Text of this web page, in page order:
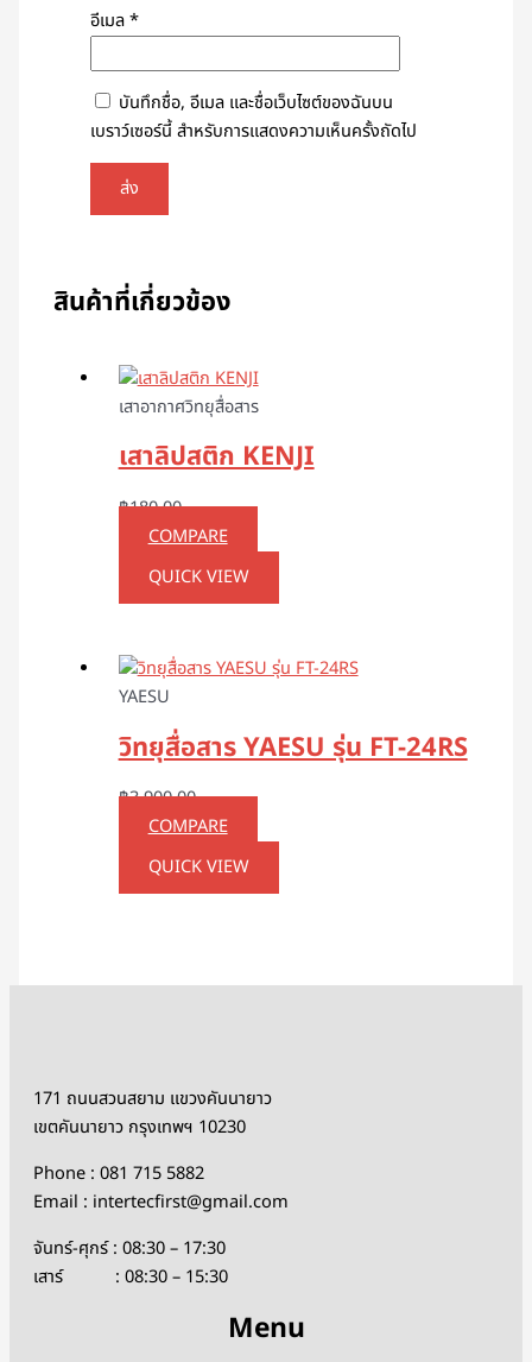
อีเมล*
บันทึกชื่อ, อีเมล และชื่อเว็บไซต์ของฉันบน
เบราว์เซอร์นี้ สำหรับการแสดงความเห็นครั้งถัดไป
สินค้าที่เกี่ยวข้อง
เสาอากาศวิทยุสื่อสาร
เสาลิปสติก KENJI
฿180.00
COMPARE
QUICK VIEW
YAESU
วิทยุสื่อสาร YAESU รุ่น FT-24RS
฿3,900.00
COMPARE
QUICK VIEW
171 ถนนสวนสยาม แขวงคันนายาว
เขตคันนายาว กรุงเทพฯ 10230
Phone : 081 715 5882
Email : intertecfirst@gmail.com
จันทร์-ศุกร์ : 08:30 – 17:30
เสาร์ : 08:30 – 15:30
Menu